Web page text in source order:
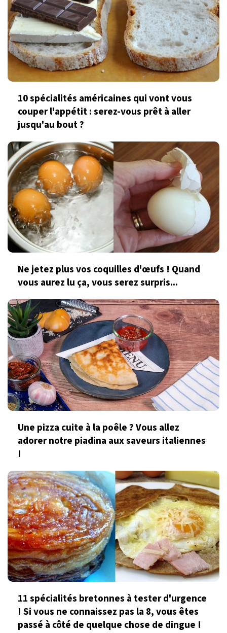
10 spécialités américaines qui vont vous
couper l'appétit : serez-vous prêt à aller
jusqu'au bout ?
Ne jetez plus vos coquilles d'œufs ! Quand
vous aurez lu ça, vous serez surpris...
Une pizza cuite à la poêle ? Vous allez
adorer notre piadina aux saveurs italiennes
!
11 spécialités bretonnes à tester d'urgence
! Si vous ne connaissez pas la 8, vous êtes
passé à côté de quelque chose de dingue !